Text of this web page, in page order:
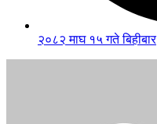
२०८२ माघ १५ गते बिहीबार